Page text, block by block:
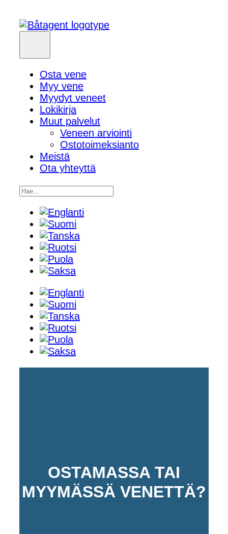
Osta vene
Myy vene
Myydyt veneet
Lokikirja
Muut palvelut
Veneen arviointi
Ostotoimeksianto
Meistä
Ota yhteyttä
OSTAMASSA TAI
MYYMÄSSÄ VENETTÄ?